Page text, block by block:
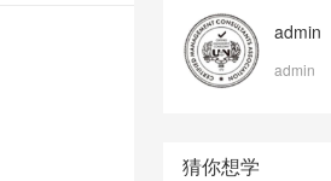
admin
admin
猜你想学